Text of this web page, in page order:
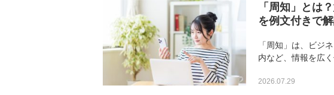
「周知」とは
を例文付きで
「周知」は、ビジ
内など、情報を広
なのか、「通知」
2026.07.29